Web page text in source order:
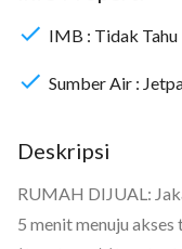
IMB : Tidak Tahu
Sumber Air :
Deskripsi
RUMAH DIJUAL:
5 menit menuju akses